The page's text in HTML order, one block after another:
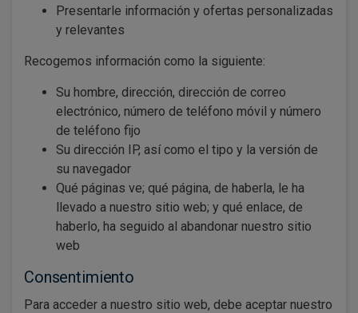
Presentarle información y ofertas personalizadas
y relevantes
Recogemos información como la siguiente:
Su hombre, dirección, dirección de correo
electrónico, número de teléfono móvil y número
de teléfono fijo
Su dirección IP, así como el tipo y la versión de
su navegador
Qué páginas ve; qué página, de haberla, le ha
llevado a nuestro sitio web; y qué enlace, de
haberlo, ha seguido al abandonar nuestro sitio
web
Consentimiento
Para acceder a nuestro sitio web, debe aceptar nuestro